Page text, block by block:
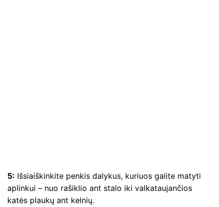
5: Išsiaiškinkite penkis dalykus, kuriuos galite matyti
aplinkui – nuo ​​rašiklio ant stalo iki valkataujančios
katės plaukų ant kelnių.